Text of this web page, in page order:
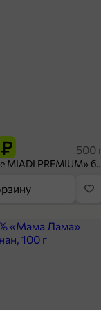
500
Рис «TaMashAe MIADI